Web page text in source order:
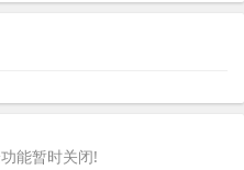
能暂时关闭!